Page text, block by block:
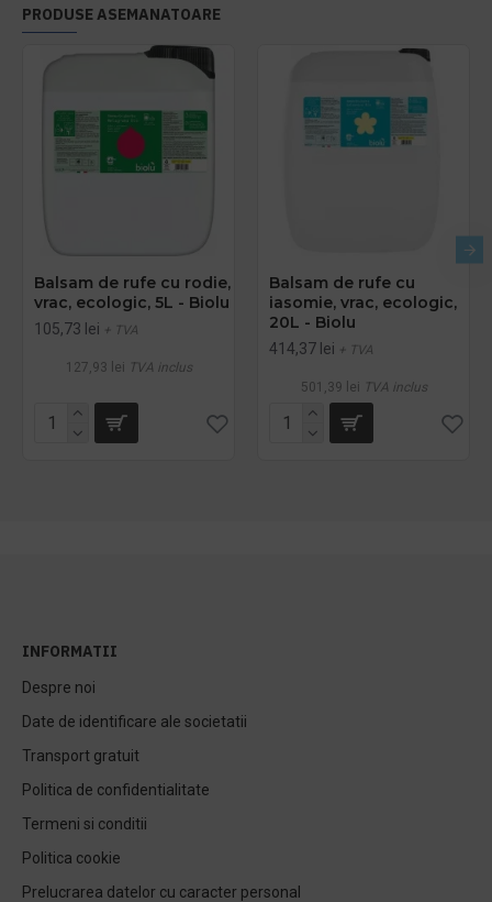
PRODUSE ASEMANATOARE
Balsam de rufe cu rodie,
vrac, ecologic, 5L - Biolu
105,73 lei + TVA
127,93 lei TVA inclus
Balsam de rufe cu
iasomie, vrac, ecologic,
20L - Biolu
414,37 lei + TVA
501,39 lei TVA inclus
INFORMATII
Despre noi
Date de identificare ale societatii
Transport gratuit
Politica de confidentialitate
Termeni si conditii
Politica cookie
Prelucrarea datelor cu caracter personal